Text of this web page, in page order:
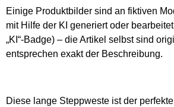
Einige Produktbilder sind an fiktiven
mit Hilfe der KI generiert oder
„KI“-Badge) – die Artikel selbst sind
entsprechen exakt der Beschreibung.
Diese lange Steppweste ist der